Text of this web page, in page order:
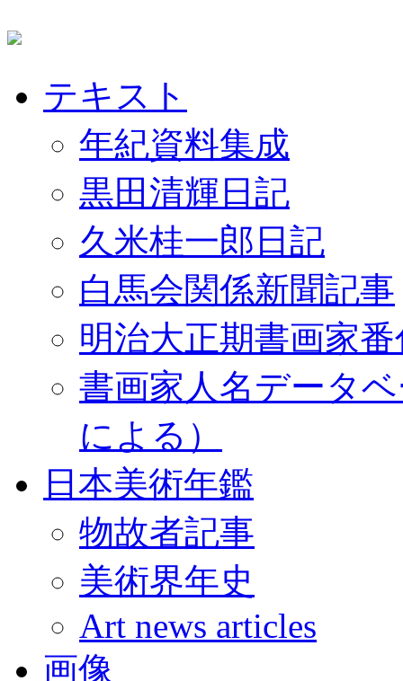
テキスト
年紀資料集成
黒田清輝日記
久米桂一郎日記
白馬会関係新聞記事
明治大正期書画家
書画家人名データ
による）
日本美術年鑑
物故者記事
美術界年史
Art news articles
画像